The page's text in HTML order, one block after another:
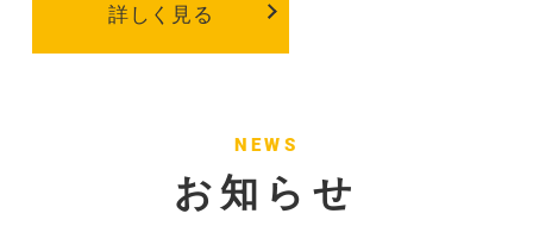
詳しく見る
NEWS
お知らせ